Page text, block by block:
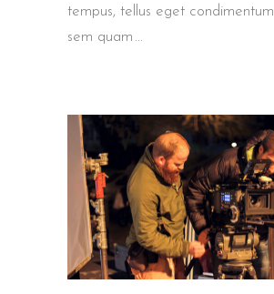
tempus, tellus eget
sem quam